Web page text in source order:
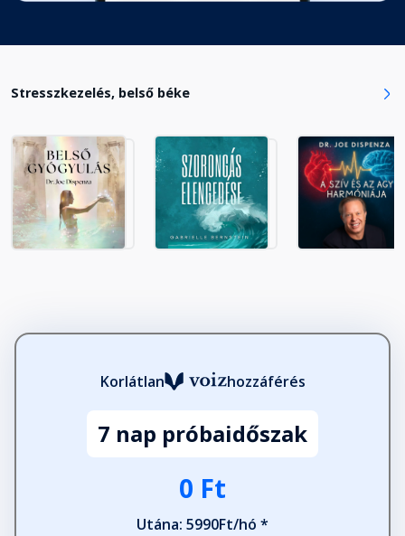
Stresszkezelés, belső béke
Korlátlan hozzáférés
7 nap próbaidőszak
0 Ft
Utána: 5990Ft/hó *